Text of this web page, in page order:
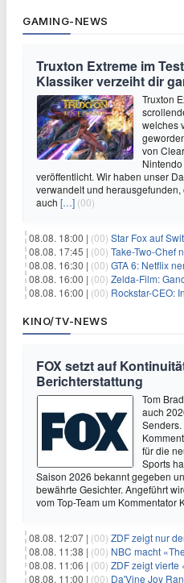
GAMING-NEWS
Truxton Extreme im
Klassiker verzeiht dir
Truxton
welches
von
veröffentlicht. Wir haben unser
verwandelt und
auch […] (00)
08.08. 18:00 | (00) Star Fox auf
08.08. 17:45 | (00) Take-Two-Chef nennt
08.08. 16:30 | (00) GTA 6: Netflix nennt
08.08. 16:00 | (00) Zelda-Film:
08.08. 16:00 | (00) Rockstar-CEO: In
KINO/TV-NEWS
FOX setzt auf
Berichterstattung
Tom
auch
Senders.
für die
Sports
Saison 2026 bekannt gegeben
bewährte Gesichter. Angeführt
vom Top-Team um Kommentator
08.08. 12:07 | (00) ZDF zeigt nur den
08.08. 11:38 | (00) NBC macht
08.08. 11:06 | (00) ZDF zeigt vierte
08.08. 11:00 | (00) Da'Vine Joy Randolph